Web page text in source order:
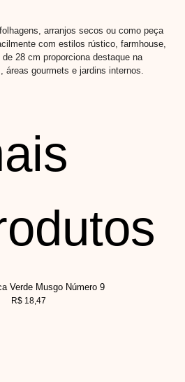
arranjos secos ou como peça
com estilos rústico, farmhouse,
28 cm proporciona destaque na
gourmets e jardins internos.
Verde Musgo Número 9
R$ 18,47